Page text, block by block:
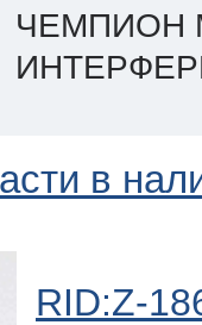
ЧЕМПИОН
в
RID:Z-